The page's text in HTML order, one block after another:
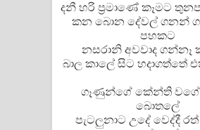
දනී හරි ප්‍රමාණේ කෑමට
කන බොන දේවල් ගනන්
පහකට
නසරානි අවවාද
බාල කාලේ සිට හදාගත්තේ
ගෑණුන්ගේ කේන්ති වගේ
බොතලේ
පැටලුනාට උදේ වෙද්දී